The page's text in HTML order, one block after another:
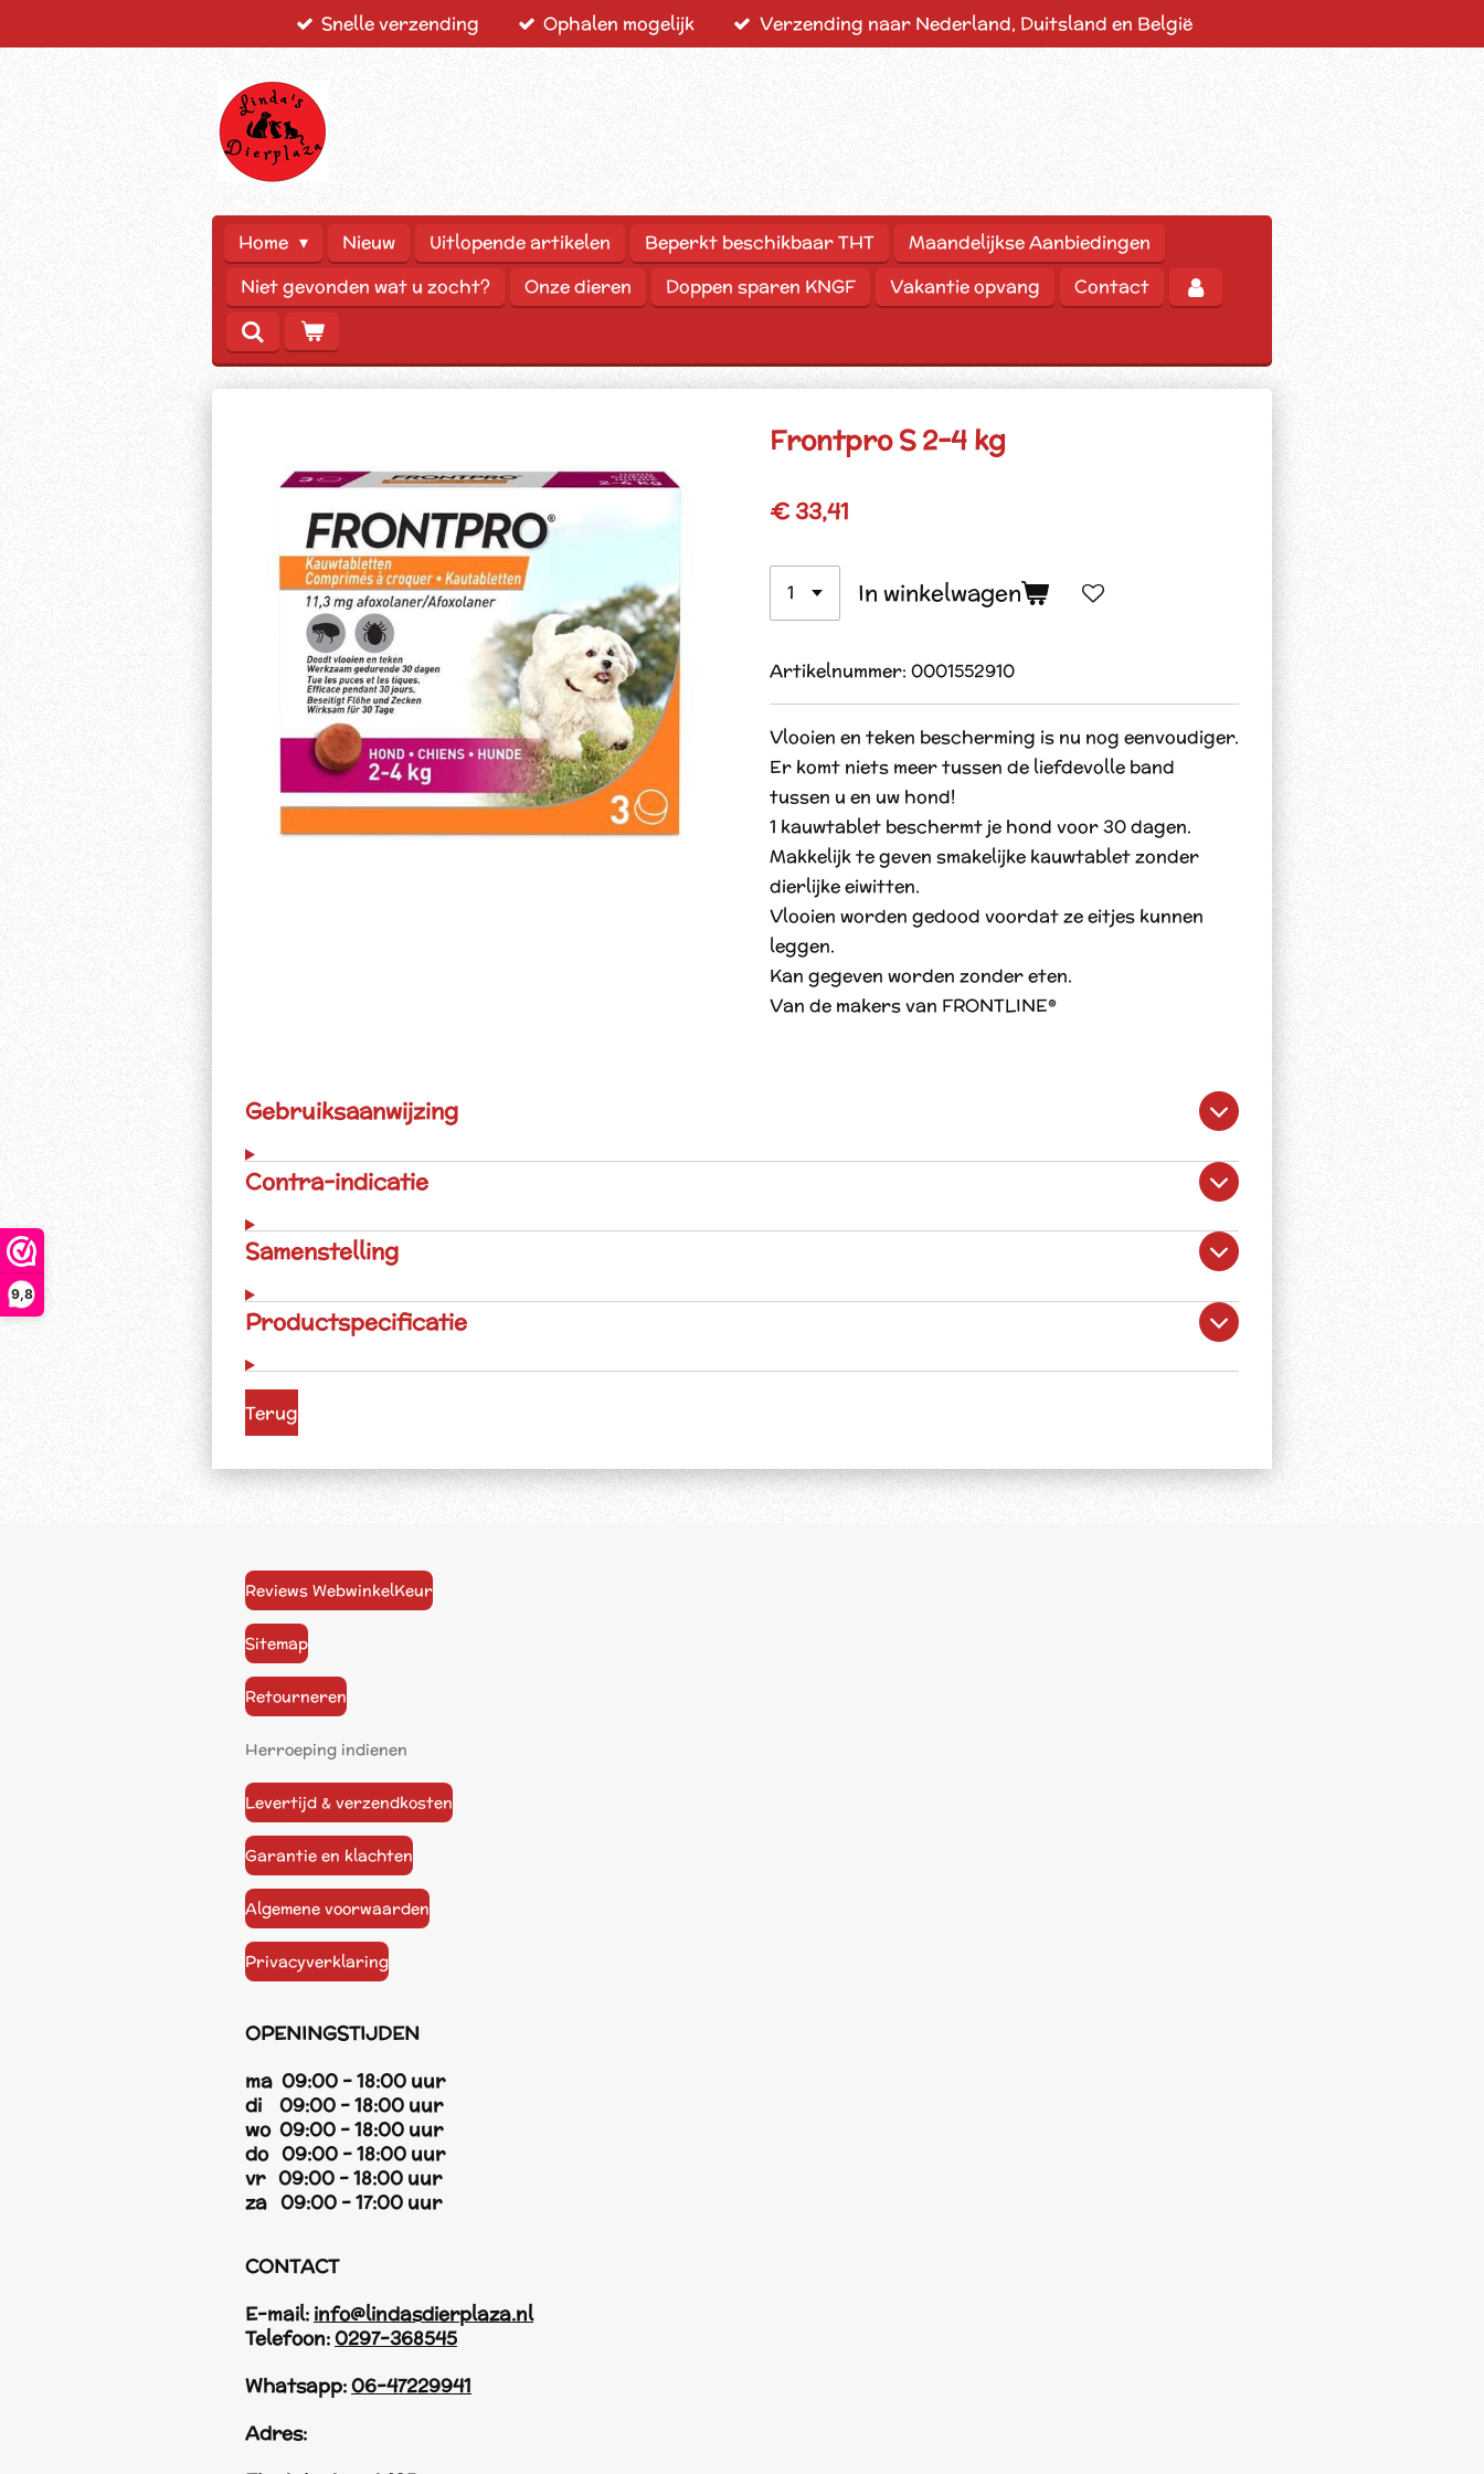
9,8
Snelle verzending Ophalen mogelijk Verzending naar Nederland, Duitsland en België
Home Nieuw Uitlopende artikelen Beperkt beschikbaar THT
Maandelijkse Aanbiedingen
Niet gevonden wat u zocht?
Onze dieren Doppen sparen KNGF Vakantie opvang Contact
Frontpro S 2-4 kg
€ 33,41
In winkelwagen
Artikelnummer: 0001552910
Vlooien en teken bescherming is nu nog eenvoudiger.
Er komt niets meer tussen de liefdevolle band
tussen u en uw hond!
1 kauwtablet beschermt je hond voor 30 dagen.
Makkelijk te geven smakelijke kauwtablet zonder
dierlijke eiwitten.
Vlooien worden gedood voordat ze eitjes kunnen
leggen.
Kan gegeven worden zonder eten.
Van de makers van FRONTLINE®
Gebruiksaanwijzing
Contra-indicatie
Samenstelling
Productspecificatie
Terug
Reviews WebwinkelKeur
Sitemap
Retourneren
Herroeping indienen
Levertijd & verzendkosten
Garantie en klachten
Algemene voorwaarden
Privacyverklaring
OPENINGSTIJDEN
ma 09:00 - 18:00 uur
di 09:00 - 18:00 uur
wo 09:00 - 18:00 uur
do 09:00 - 18:00 uur
vr 09:00 - 18:00 uur
za 09:00 - 17:00 uur
CONTACT
E-mail: info@lindasdierplaza.nl
Telefoon:0297-368545
Whatsapp:06-47229941
Adres: